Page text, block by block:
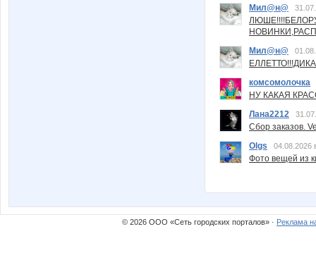
Мил@н@
Мил@н@
комсомолочка
НУ КАКАЯ
Лана2212
Сбор заказов.
Olgs
04.08.2026
Фото вещей из
© 2026 ООО «Сеть городских порталов» · Реклама